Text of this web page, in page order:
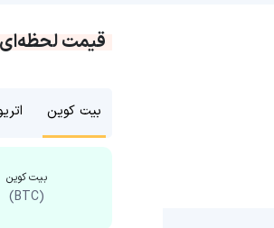
قیمت لحظه‌ای
بیت کوین
بیت کوین
(BTC)